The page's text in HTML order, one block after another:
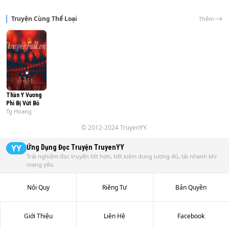
Truyện Cùng Thể Loại Thêm
Thần Y Vương
Phi Bị Vứt Bỏ
Tg Hoang
© 2012-2024 TruyenYY.
YY Ứng Dụng Đọc Truyện TruyenYY
Trải nghiệm đọc truyện tốt hơn, tiết kiệm dung lượng 4G, tải nhanh khi
mạng yếu.
Nội Quy Riêng Tư Bản Quyền
Giới Thiệu Liên Hệ Facebook